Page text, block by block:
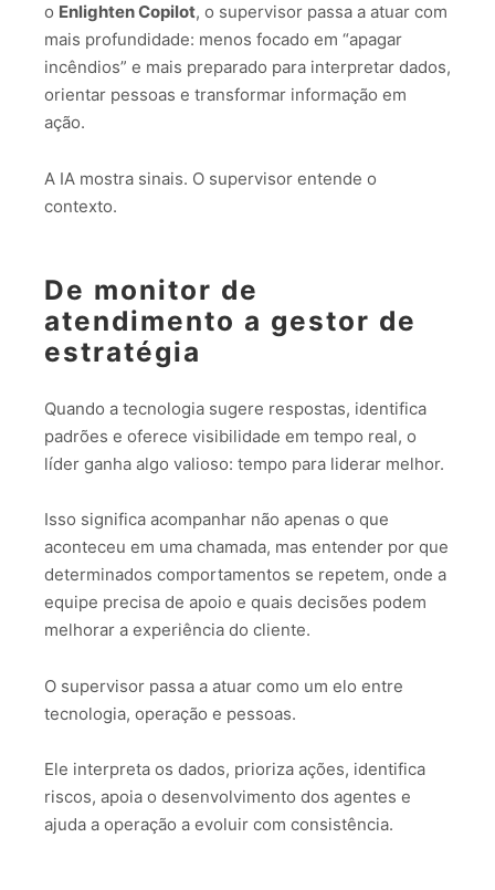
o Enlighten Copilot, o supervisor passa a atuar com
mais profundidade: menos focado em “apagar
incêndios” e mais preparado para interpretar dados,
orientar pessoas e transformar informação em
ação.
A IA mostra sinais. O supervisor entende o
contexto.
De monitor de
atendimento a gestor de
estratégia
Quando a tecnologia sugere respostas, identifica
padrões e oferece visibilidade em tempo real, o
líder ganha algo valioso: tempo para liderar melhor.
Isso significa acompanhar não apenas o que
aconteceu em uma chamada, mas entender por que
determinados comportamentos se repetem, onde a
equipe precisa de apoio e quais decisões podem
melhorar a experiência do cliente.
O supervisor passa a atuar como um elo entre
tecnologia, operação e pessoas.
Ele interpreta os dados, prioriza ações, identifica
riscos, apoia o desenvolvimento dos agentes e
ajuda a operação a evoluir com consistência.